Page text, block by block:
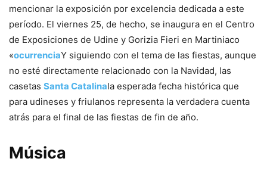
mencionar la exposición por excelencia dedicada a este
período. El viernes 25, de hecho, se inaugura en el Centro
de Exposiciones de Udine y Gorizia Fieri en Martiniaco
«ocurrenciaY siguiendo con el tema de las fiestas, aunque
no esté directamente relacionado con la Navidad, las
casetas Santa Catalinala esperada fecha histórica que
para udineses y friulanos representa la verdadera cuenta
atrás para el final de las fiestas de fin de año.
Música